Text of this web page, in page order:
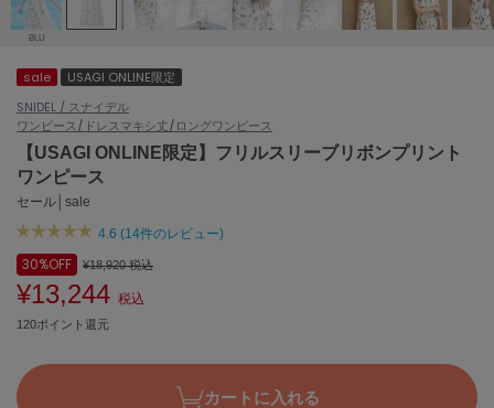
(124)
ánuans
アニュアンス
ànuke
アンヌーク
ASICS
アシックス
Ballelite
バレリット
BANDOLIER
Barbour
バブアー
BLU
sale
USAGI ONLINE限定
SNIDEL / スナイデル
ワンピース/ドレスマキシ丈/ロングワンピース
【USAGI ONLINE限定】フリルスリーブリボンプリント
ワンピース
セール│sale
4.6 (14件のレビュー)
30%OFF ¥18,920税込
¥13,244 税込
120ポイント還元
カートに入れる